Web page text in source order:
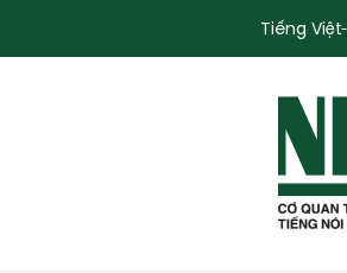
Tiếng Việt